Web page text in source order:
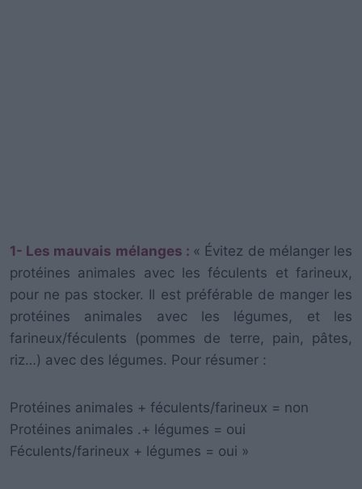
1- Les mauvais mélanges : « Évitez de mélanger les
protéines animales avec les féculents et farineux,
pour ne pas stocker. Il est préférable de manger les
protéines animales avec les légumes, et les
farineux/féculents (pommes de terre, pain, pâtes,
riz…) avec des légumes. Pour résumer :
Protéines animales + féculents/farineux = non
Protéines animales .+ légumes = oui
Féculents/farineux + légumes = oui »